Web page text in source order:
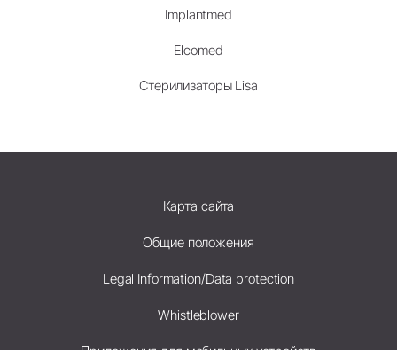
Implantmed
Elcomed
Стерилизаторы Lisa
Карта сайта
Общие положения
Legal Information/Data protection
Whistleblower